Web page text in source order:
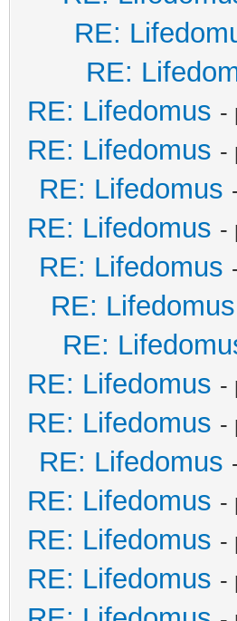
RE:
RE:
RE: Lifedomus -
RE: Lifedomus -
RE: Lifedomus
RE: Lifedomus -
RE: Lifedomus
RE: Lifedomus
RE:
RE: Lifedomus -
RE: Lifedomus -
RE: Lifedomus
RE: Lifedomus -
RE: Lifedomus -
RE: Lifedomus -